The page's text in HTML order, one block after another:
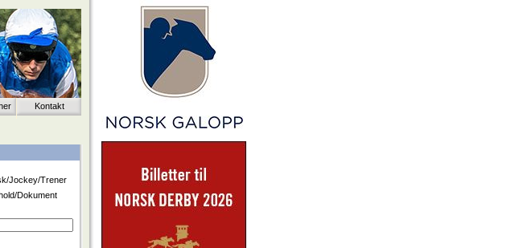
Kontakt
Jockey/Trener
Dokument